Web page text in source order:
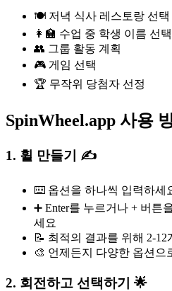
🍽️ 저녁 식사 레스토랑 선택
👩‍🏫 수업 중 학생 이름 선택
👥 그룹 활동 계획
🎮 게임 선택
🏆 무작위 당첨자 선정
SpinWheel.app 사용
1. 휠 만들기 ✍️
⌨️ 옵션을 하나씩 입력하세
➕ Enter를 누르거나 + 버튼
세요
📝 최적의 결과를 위해 2-
🎨 언제든지 다양한 옵션으
2. 회전하고 선택하기 🌟